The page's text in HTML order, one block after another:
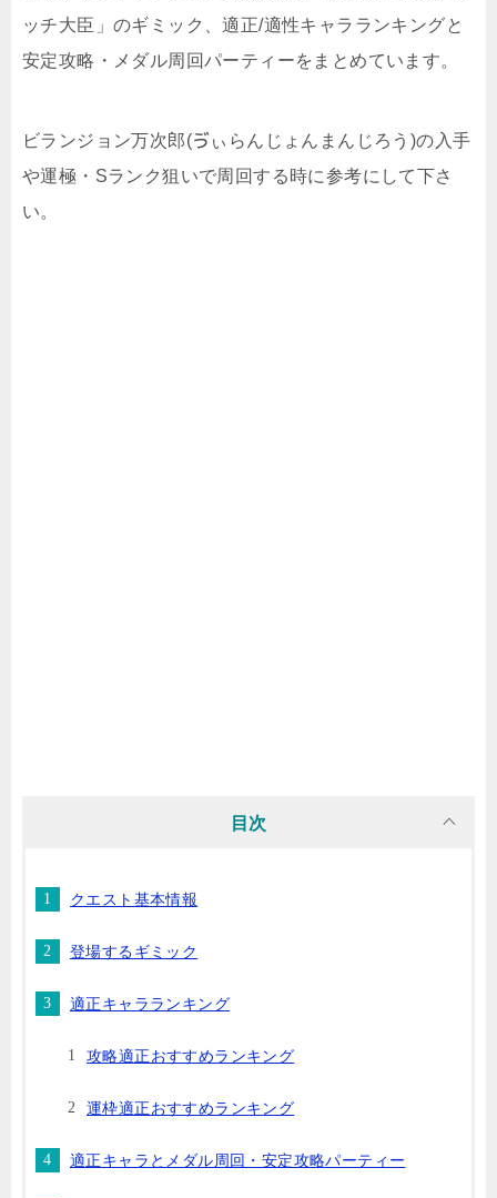
ッチ大臣」のギミック、適正/適性キャラランキングと
安定攻略・メダル周回パーティーをまとめています。
ビランジョン万次郎(ゔぃらんじょんまんじろう)の入手
や運極・Sランク狙いで周回する時に参考にして下さ
い。
目次
クエスト基本情報
登場するギミック
適正キャラランキング
攻略適正おすすめランキング
運枠適正おすすめランキング
適正キャラとメダル周回・安定攻略パーティー